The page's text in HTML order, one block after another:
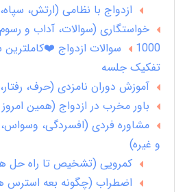
ازدواج با نظامی (ارتش،
خواستگاری (سوالات، آداب و
1000 سوالات ازدواج
تفکیک جلسه
آموزش دوران نامزدی (حرف،
باور مخرب در ازدواج (همین
مشاوره فردی (افسردگی،
و غیره)
کمرویی (تشخیص تا راه حل
اضطراب (چگونه بعه استرس